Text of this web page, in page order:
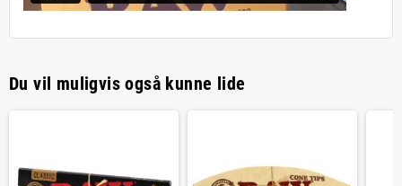
Du vil muligvis også kunne lide